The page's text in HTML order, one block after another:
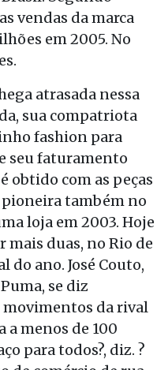
vendas da marca
em 2005. No
atrasada nessa
sua compatriota
fashion para
seu faturamento
obtido com as peças
também no
loja em 2003. Hoje
duas, no Rio de
do ano. José Couto,
se diz
movimentos da rival
a menos de 100
para todos?, diz. ?